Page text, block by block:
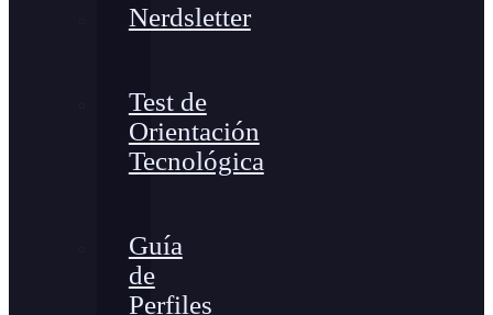
Nerdsletter
Test de
Orientación
Tecnológica
Guía
de
Perfiles